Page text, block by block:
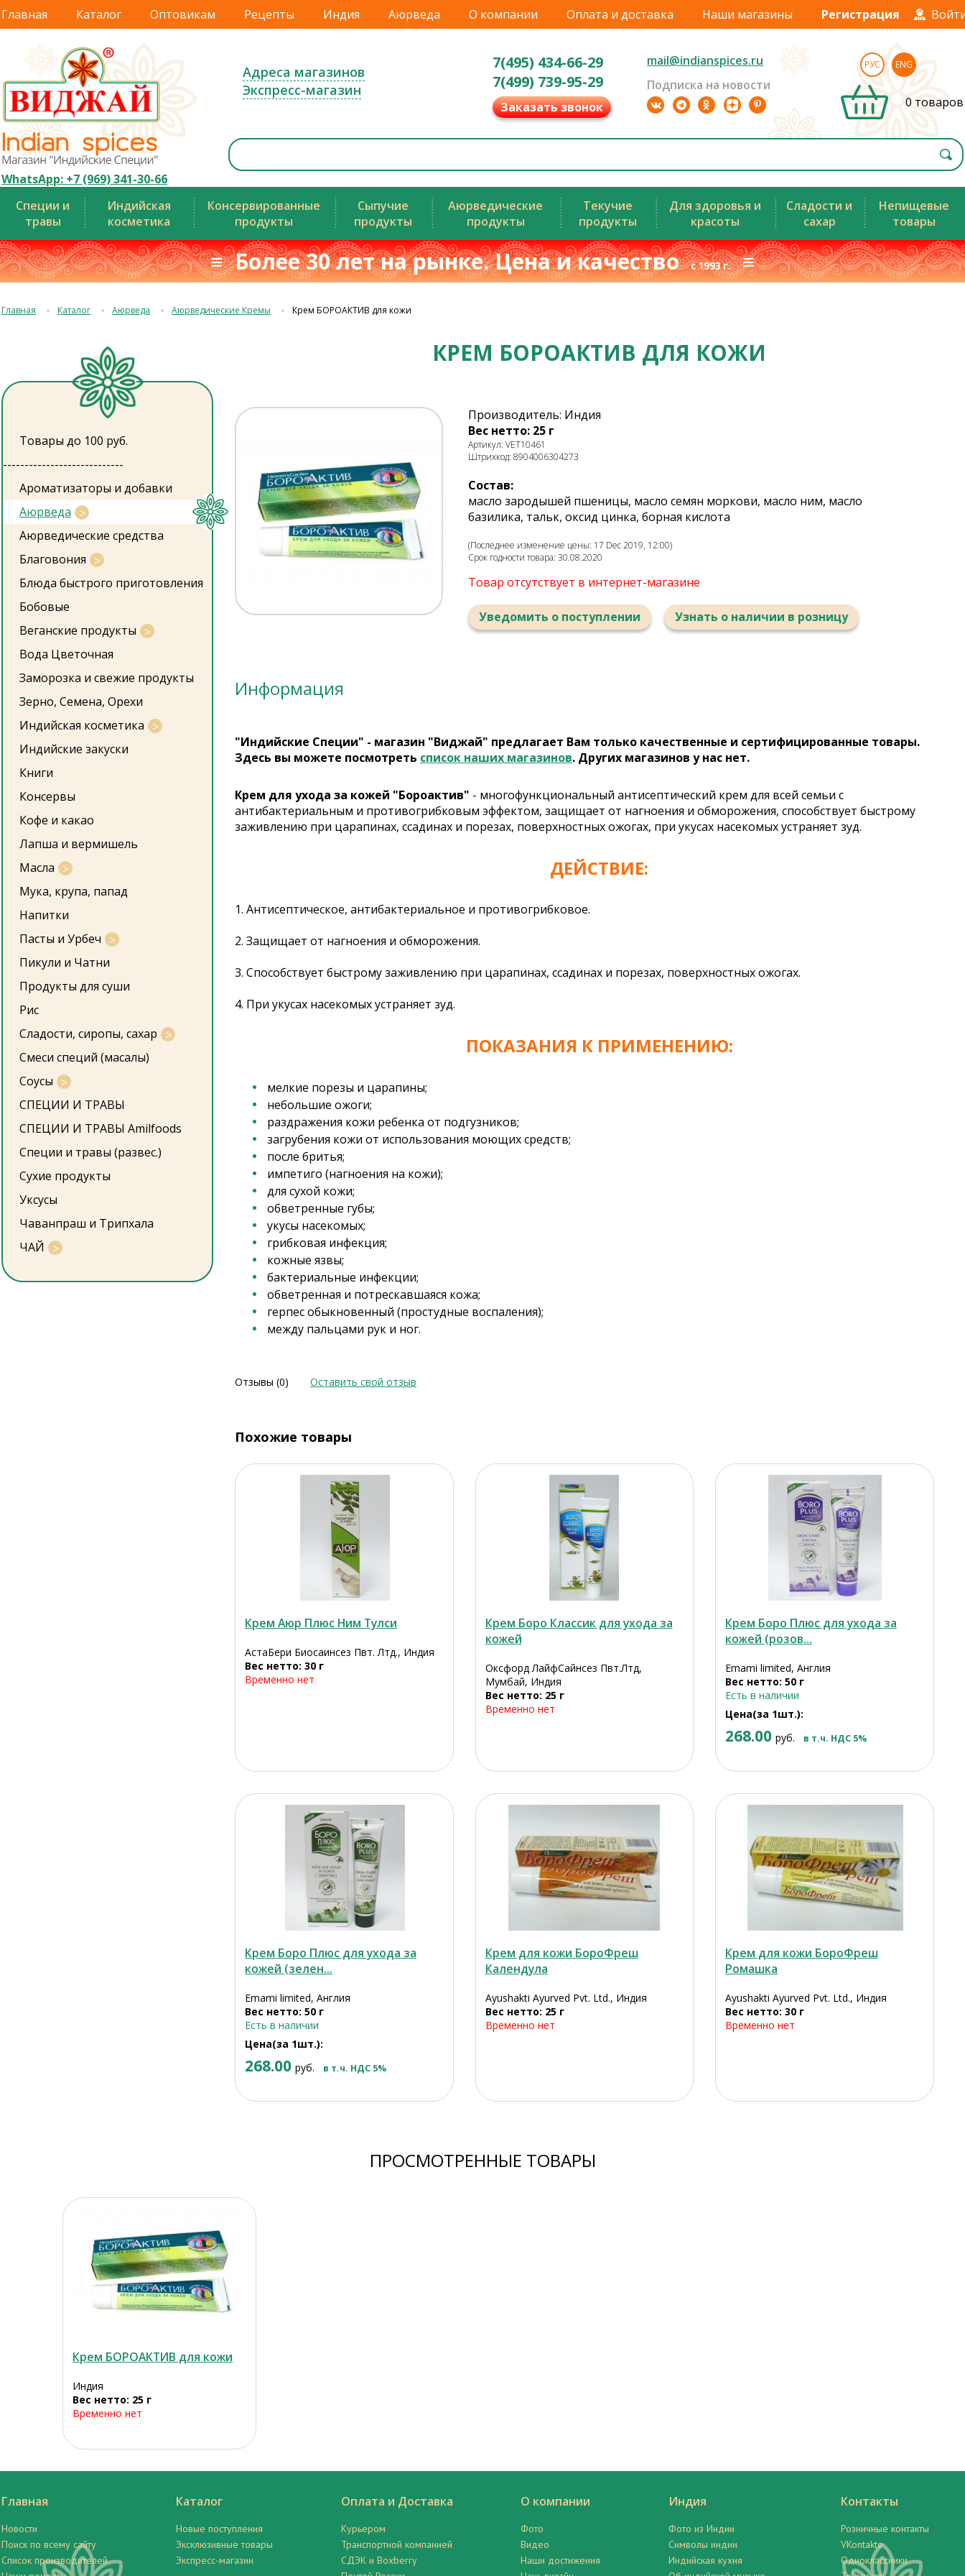
Главная Каталог Оптовикам Рецепты Индия Аюрведа О компании Оплата и доставка Наши магазины Регистрация
WhatsApp: +7 (969) 341-30-66
Адреса магазинов
Экспресс-магазин
7(495) 434-66-29
7(499) 739-95-29
Заказать звонок
mail@indianspices.ru
Подписка на новости
РУС ENG
0 товаров
Специи и
травы
Индийская
косметика
Консервированные
продукты
Сыпучие
продукты
Аюрведические
продукты
Текучие
продукты
Для здоровья и
красоты
Сладости и
сахар
Непищевые
товары
≡ Более 30 лет на рынке. Цена и качествос 1993 г.≡
Главная Каталог Аюрведа Аюрведические Кремы Крем БОРОАКТИВ для кожи
Товары до 100 руб.
----------------------------
Ароматизаторы и добавки
Аюрведа
Аюрведические средства
Благовония
Блюда быстрого приготовления
Бобовые
Веганские продукты
Вода Цветочная
Заморозка и свежие продукты
Зерно, Семена, Орехи
Индийская косметика
Индийские закуски
Книги
Консервы
Кофе и какао
Лапша и вермишель
Масла
Мука, крупа, папад
Напитки
Пасты и Урбеч
Пикули и Чатни
Продукты для суши
Рис
Сладости, сиропы, сахар
Смеси специй (масалы)
Соусы
СПЕЦИИ И ТРАВЫ
СПЕЦИИ И ТРАВЫ Amilfoods
Специи и травы (развес.)
Сухие продукты
Уксусы
Чаванпраш и Трипхала
ЧАЙ
КРЕМ БОРОАКТИВ ДЛЯ КОЖИ
Производитель: Индия
Вес нетто: 25 г
Артикул: VET10461
Штрихкод: 8904006304273
Состав:
масло зародышей пшеницы, масло семян моркови, масло ним, масло
базилика, тальк, оксид цинка, борная кислота
(Последнее изменение цены: 17 Dec 2019, 12:00)
Срок годности товара: 30.08.2020
Товар отсутствует в интернет-магазине
Уведомить о поступлении Узнать о наличии в розницу
Информация
"Индийские Специи" - магазин "Виджай" предлагает Вам только качественные и сертифицированные товары.
Здесь вы можете посмотреть список наших магазинов. Других магазинов у нас нет.
Крем для ухода за кожей "Бороактив" - многофункциональный антисептический крем для всей семьи с
антибактериальным и противогрибковым эффектом, защищает от нагноения и обморожения, способствует быстрому
заживлению при царапинах, ссадинах и порезах, поверхностных ожогах, при укусах насекомых устраняет зуд.
ДЕЙСТВИЕ:
1. Антисептическое, антибактериальное и противогрибковое.
2. Защищает от нагноения и обморожения.
3. Способствует быстрому заживлению при царапинах, ссадинах и порезах, поверхностных ожогах.
4. При укусах насекомых устраняет зуд.
ПОКАЗАНИЯ К ПРИМЕНЕНИЮ:
мелкие порезы и царапины;
небольшие ожоги;
раздражения кожи ребенка от подгузников;
загрубения кожи от использования моющих средств;
после бритья;
импетиго (нагноения на кожи);
для сухой кожи;
обветренные губы;
укусы насекомых;
грибковая инфекция;
кожные язвы;
бактериальные инфекции;
обветренная и потрескавшаяся кожа;
герпес обыкновенный (простудные воспаления);
между пальцами рук и ног.
Отзывы (0) Оставить свой отзыв
Похожие товары
Крем Аюр Плюс Ним Тулси
АстаБери Биосаинсез Пвт. Лтд., Индия
Вес нетто: 30 г
Временно нет
Крем Боро Классик для ухода за
кожей
Оксфорд ЛайфСайнсез Пвт.Лтд,
Мумбай, Индия
Вес нетто: 25 г
Временно нет
Крем Боро Плюс для ухода за
кожей (розов...
Emami limited, Англия
Вес нетто: 50 г
Есть в наличии
Цена(за 1шт.):
268.00 руб. в т.ч. НДС 5%
Крем Боро Плюс для ухода за
кожей (зелен...
Emami limited, Англия
Вес нетто: 50 г
Есть в наличии
Цена(за 1шт.):
268.00 руб. в т.ч. НДС 5%
Крем для кожи БороФреш
Календула
Ayushakti Ayurved Pvt. Ltd., Индия
Вес нетто: 25 г
Временно нет
Крем для кожи БороФреш
Ромашка
Ayushakti Ayurved Pvt. Ltd., Индия
Вес нетто: 30 г
Временно нет
ПРОСМОТРЕННЫЕ ТОВАРЫ
Крем БОРОАКТИВ для кожи
Индия
Вес нетто: 25 г
Временно нет
Главная
Новости
Поиск по всему сайту
Список производителей
Каталог
Новые поступления
Эксклюзивные товары
Экспресс-магазин
Оплата и Доставка
Курьером
Транспортной компанией
СДЭК и Boxberry
О компании
Фото
Видео
Наши достижения
Индия
Фото из Индии
Символы индии
Индийская кухня
Контакты
Розничные контакты
VKontakte
Одноклассники